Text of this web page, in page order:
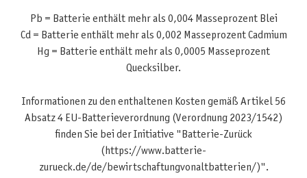
Pb = Batterie enthält mehr als 0,004 Masseprozent Blei
Cd = Batterie enthält mehr als 0,002 Masseprozent Cadmium
Hg = Batterie enthält mehr als 0,0005 Masseprozent
Quecksilber.
Informationen zu den enthaltenen Kosten gemäß Artikel 56
Absatz 4 EU-Batterieverordnung (Verordnung 2023/1542)
finden Sie bei der Initiative "Batterie-Zurück
(https://www.batterie-
zurueck.de/de/bewirtschaftungvonaltbatterien/)".